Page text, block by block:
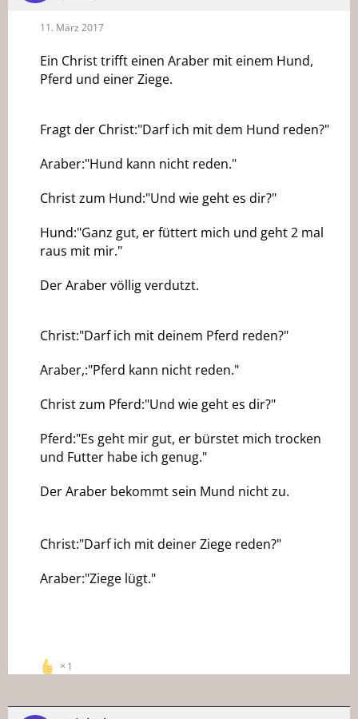
11. März 2017
Ein Christ trifft einen Araber mit einem Hund,
Pferd und einer Ziege.
Fragt der Christ:"Darf ich mit dem Hund reden?"
Araber:"Hund kann nicht reden."
Christ zum Hund:"Und wie geht es dir?"
Hund:"Ganz gut, er füttert mich und geht 2 mal
raus mit mir."
Der Araber völlig verdutzt.
Christ:"Darf ich mit deinem Pferd reden?"
Araber,:"Pferd kann nicht reden."
Christ zum Pferd:"Und wie geht es dir?"
Pferd:"Es geht mir gut, er bürstet mich trocken
und Futter habe ich genug."
Der Araber bekommt sein Mund nicht zu.
Christ:"Darf ich mit deiner Ziege reden?"
Araber:"Ziege lügt."
1